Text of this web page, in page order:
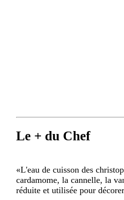
Le + du Chef
«L'eau de cuisson des
cardamome, la cannelle, la
réduite et utilisée pour